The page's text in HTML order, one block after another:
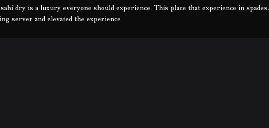
dry is a luxury everyone should experience. This place that experience in spades.
server and elevated the experience